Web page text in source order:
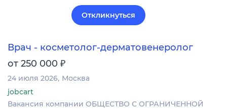
Откликнуться
Врач - косметолог-дерматовенеролог
от 250 000 ₽
24 июля 2026 Москва
jobcart
Вакансия компании ОБЩЕСТВО С ОГРАНИЧЕННОЙ